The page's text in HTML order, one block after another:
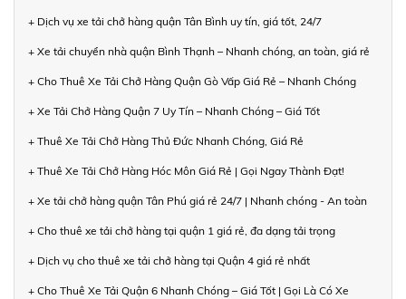
+ Dịch vụ xe tải chở hàng quận Tân Bình uy tín, giá tốt, 24/7
+ Xe tải chuyển nhà quận Bình Thạnh – Nhanh chóng, an toàn, giá rẻ
+ Cho Thuê Xe Tải Chở Hàng Quận Gò Vấp Giá Rẻ – Nhanh Chóng
+ Xe Tải Chở Hàng Quận 7 Uy Tín – Nhanh Chóng – Giá Tốt
+ Thuê Xe Tải Chở Hàng Thủ Đức Nhanh Chóng, Giá Rẻ
+ Thuê Xe Tải Chở Hàng Hóc Môn Giá Rẻ | Gọi Ngay Thành Đạt!
+ Xe tải chở hàng quận Tân Phú giá rẻ 24/7 | Nhanh chóng - An toàn
+ Cho thuê xe tải chở hàng tại quận 1 giá rẻ, đa dạng tải trọng
+ Dịch vụ cho thuê xe tải chở hàng tại Quận 4 giá rẻ nhất
+ Cho Thuê Xe Tải Quận 6 Nhanh Chóng – Giá Tốt | Gọi Là Có Xe